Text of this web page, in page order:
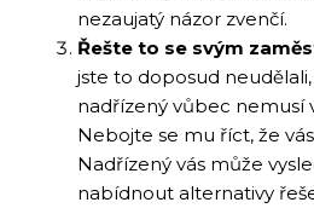
nezaujatý názor zvenčí.
Řešte to se svým
jste to doposud neudělali,
nadřízený vůbec nemusí
Nebojte se mu říct, že
Nadřízený vás může
nabídnout alternativy